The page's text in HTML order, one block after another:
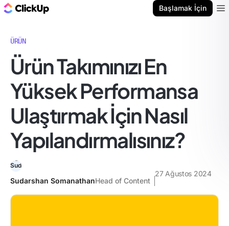
Başlamak İçin
ÜRÜN
Ürün Takımınızı En
Yüksek Performansa
Ulaştırmak İçin Nasıl
Yapılandırmalısınız?
Sudarshan SomanathanHead of Content
27 Ağustos 2024